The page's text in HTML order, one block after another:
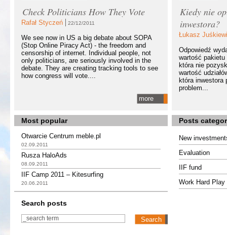
Check Politicians How They Vote
Rafał Styczeń 22/12/2011
We see now in US a big debate about SOPA
(Stop Online Piracy Act) - the freedom and
censorship of internet. Individual people, not
only politicians, are seriously involved in the
debate. They are creating tracking tools to see
how congress will vote....
more
Kiedy nie
inwestora?
Łukasz
Odpowiedź
wartość pakietu
która nie
wartość
która inwestora
problem...
Most popular Posts
Otwarcie Centrum meble.pl
02.09.2011
Rusza HaloAds
08.09.2011
IIF Camp 2011 – Kitesurfing
20.06.2011
New
Evaluation
IIF fund
Work Hard Play
Search posts